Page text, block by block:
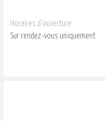
Horaires d'ouverture
Sur rendez-vous uniquement